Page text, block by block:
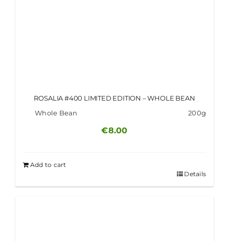
ROSALIA #400 LIMITED EDITION – WHOLE BEAN
Whole Bean
200g
€8.00
Add to cart
Details